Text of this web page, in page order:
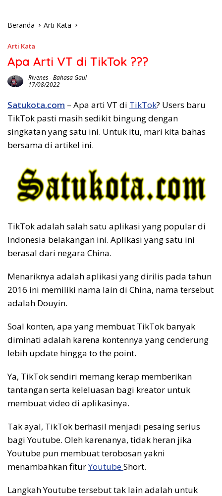
Beranda Arti Kata
Arti Kata
Apa Arti VT di TikTok ???
Rivenes-Bahasa Gaul
17/08/2022
Satukota.com – Apa arti VT di TikTok? Users baru
TikTok pasti masih sedikit bingung dengan
singkatan yang satu ini. Untuk itu, mari kita bahas
bersama di artikel ini.
TikTok adalah salah satu aplikasi yang popular di
Indonesia belakangan ini. Aplikasi yang satu ini
berasal dari negara China.
Menariknya adalah aplikasi yang dirilis pada tahun
2016 ini memiliki nama lain di China, nama tersebut
adalah Douyin.
Soal konten, apa yang membuat TikTok banyak
diminati adalah karena kontennya yang cenderung
lebih update hingga to the point.
Ya, TikTok sendiri memang kerap memberikan
tantangan serta keleluasan bagi kreator untuk
membuat video di aplikasinya.
Tak ayal, TikTok berhasil menjadi pesaing serius
bagi Youtube. Oleh karenanya, tidak heran jika
Youtube pun membuat terobosan yakni
menambahkan fiturYoutubeShort.
Langkah Youtube tersebut tak lain adalah untuk